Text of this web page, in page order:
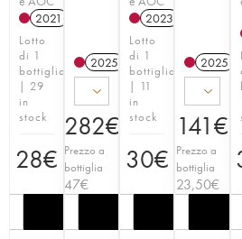
2021
Lotto
di 1
bottiglia
| 29
in
stock
28€
2025 T
282€
Prezzo a
bottiglia
47€
2023
Lotto
di 1
bottiglia
| 11
in
stock
30€
2025
141€
Prezzo a
bottiglia
23,50€